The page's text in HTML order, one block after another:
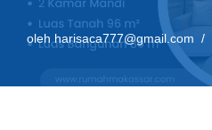
oleh harisaca777@gmail.com